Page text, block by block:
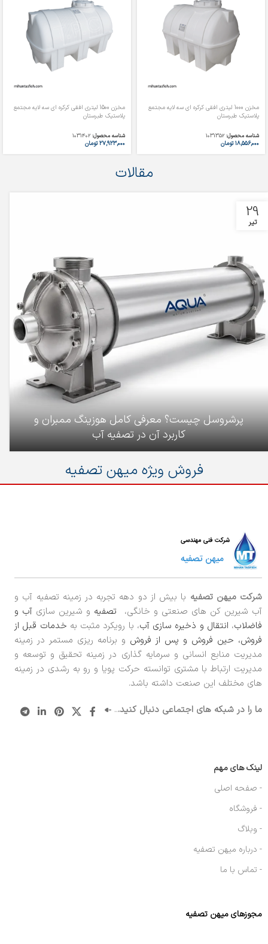
مخزن 1000 لیتری افقی کرکره ای سه لایه مجتمع
پلاستیک طبرستان
شناسه محصول: 1031352
۱۸,۵۵۶,۰۰۰ تومان
مخزن 1500 لیتری افقی کرکره ای سه لایه مجتمع
پلاستیک طبرستان
شناسه محصول: 1031402
۲۷,۹۲۳,۰۰۰ تومان
مقالات
29
تیر
پرشروسل چیست؟ معرفی کامل هوزینگ ممبران و
کاربرد آن در تصفیه آب
فروش ویژه میهن تصفیه
شرکت میهن تصفیه با بیش از دو دهه تجربه در زمینه تصفیه آب و
آب شیرین کن های صنعتی و خانگی،
تصفیه و شیرین سازی آب و
فاضلاب، انتقال و ذخیره سازی آب، با رویکرد مثبت به خدمات قبل از
فروش، حین فروش و پس از فروش و برنامه ریزی مستمر در زمینه
مدیریت منابع انسانی و سرمایه گذاری در زمینه تحقیق و توسعه و
مدیریت ارتباط با مشتری توانسته حرکت پویا و رو به رشدی در زمینه
های مختلف این صنعت داشته باشد.
ما را در شبکه های اجتماعی دنبال کنید...
لینک های مهم
- صفحه اصلی
- فروشگاه
- وبلاگ
- درباره میهن تصفیه
- تماس با ما
مجوزهای میهن تصفیه